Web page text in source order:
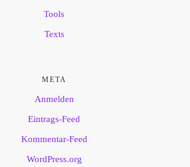
Tools
Texts
META
Anmelden
Eintrags-Feed
Kommentar-Feed
WordPress.org